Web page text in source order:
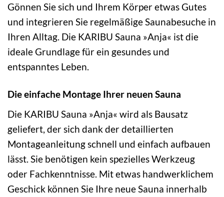
Gönnen Sie sich und Ihrem Körper etwas Gutes
und integrieren Sie regelmäßige Saunabesuche in
Ihren Alltag. Die KARIBU Sauna »Anja« ist die
ideale Grundlage für ein gesundes und
entspanntes Leben.
Die einfache Montage Ihrer neuen Sauna
Die KARIBU Sauna »Anja« wird als Bausatz
geliefert, der sich dank der detaillierten
Montageanleitung schnell und einfach aufbauen
lässt. Sie benötigen kein spezielles Werkzeug
oder Fachkenntnisse. Mit etwas handwerklichem
Geschick können Sie Ihre neue Sauna innerhalb